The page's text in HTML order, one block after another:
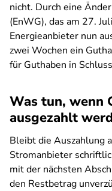
nicht. Durch eine
(EnWG), das am 27.
Energieanbieter nun
zwei Wochen ein
für Guthaben in
Was tun, wenn
ausgezahlt
Bleibt die Auszahlung
Stromanbieter
mit der nächsten
den Restbetrag